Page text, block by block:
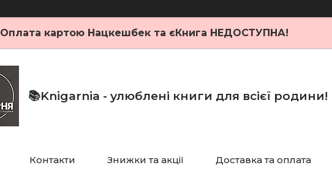
Оплата картою Нацкешбек та єКнига НЕДОСТУПНА!
📚Knigarnia - улюблені книги для всієї родини!
Контакти Знижки та акції Доставка та оплата